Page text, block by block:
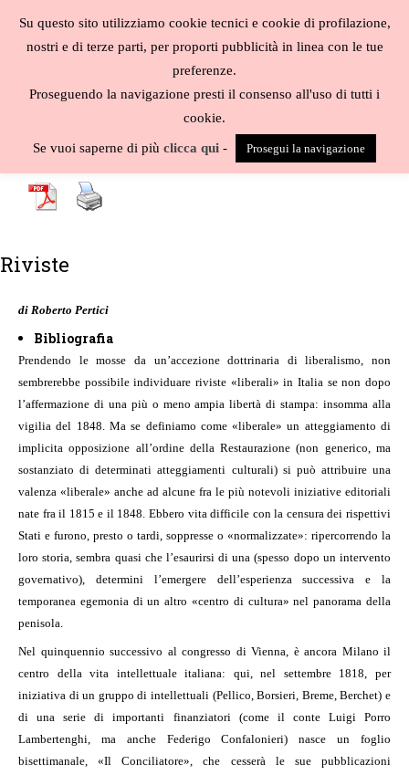
contenuto
- - -G -H -I K L-M-N-O-P-Q-R-S
- W -Y-Z-
Riviste
di Roberto Pertici
Bibliografia
Prendendo le mosse da un’accezione dottrinaria di liberalismo, non
sembrerebbe possibile individuare riviste «liberali» in Italia se non dopo
l’affermazione di una più o meno ampia libertà di stampa: insomma alla
vigilia del 1848. Ma se definiamo come «liberale» un atteggiamento di
implicita opposizione all’ordine della Restaurazione (non generico, ma
sostanziato di determinati atteggiamenti culturali) si può attribuire una
valenza «liberale» anche ad alcune fra le più notevoli iniziative editoriali
nate fra il 1815 e il 1848. Ebbero vita difficile con la censura dei rispettivi
Stati e furono, presto o tardi, soppresse o «normalizzate»: ripercorrendo la
loro storia, sembra quasi che l’esaurirsi di una (spesso dopo un intervento
governativo), determini l’emergere dell’esperienza successiva e la
temporanea egemonia di un altro «centro di cultura» nel panorama della
penisola.
Nel quinquennio successivo al congresso di Vienna, è ancora Milano il
centro della vita intellettuale italiana: qui, nel settembre 1818, per
iniziativa di un gruppo di intellettuali (Pellico, Borsieri, Breme, Berchet) e
di una serie di importanti finanziatori (come il conte Luigi Porro
Lambertenghi, ma anche Federigo Confalonieri) nasce un foglio
bisettimanale, «Il Conciliatore», che cesserà le sue pubblicazioni
Su questo sito utilizziamo cookie tecnici e cookie di profilazione,
nostri e di terze parti, per proporti pubblicità in linea con le tue
preferenze.
Proseguendo la navigazione presti il consenso all'uso di tutti i
cookie.
Se vuoi saperne di più clicca qui - Prosegui la navigazione